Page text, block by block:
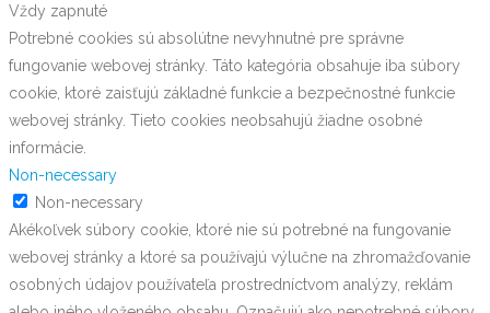
Vždy zapnuté
Potrebné cookies sú absolútne nevyhnutné pre správne
fungovanie webovej stránky. Táto kategória obsahuje iba súbory
cookie, ktoré zaisťujú základné funkcie a bezpečnostné funkcie
webovej stránky. Tieto cookies neobsahujú žiadne osobné
informácie.
Non-necessary
Non-necessary
Akékoľvek súbory cookie, ktoré nie sú potrebné na fungovanie
webovej stránky a ktoré sa používajú výlučne na zhromažďovanie
osobných údajov používateľa prostredníctvom analýzy, reklám